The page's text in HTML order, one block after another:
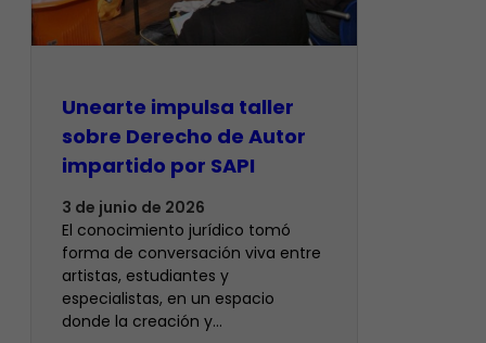
Unearte impulsa taller
sobre Derecho de Autor
impartido por SAPI
3 de junio de 2026
El conocimiento jurídico tomó
forma de conversación viva entre
artistas, estudiantes y
especialistas, en un espacio
donde la creación y…